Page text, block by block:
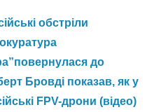
обстріли
до
Бровді показав, як у
FPV-дрони (відео)